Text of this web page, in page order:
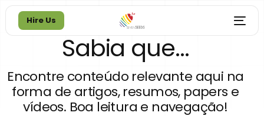
Hire Us
Hire Us
Sabia que...
Encontre conteúdo relevante aqui na
forma de artigos, resumos, papers e
vídeos. Boa leitura e navegação!